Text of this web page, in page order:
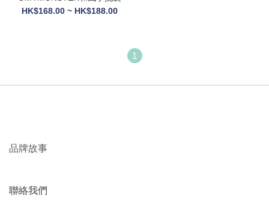
HK$168.00 ~ HK$188.00
1
品牌故事
聯絡我們